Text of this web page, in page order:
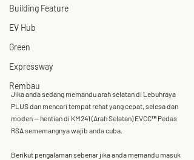
Building Feature
EV Hub
Green
Expressway
Rembau
Jika anda sedang memandu arah selatan di Lebuhraya
PLUS dan mencari tempat rehat yang cepat, selesa dan
moden — hentian di KM241 (Arah Selatan) EVCC™ Pedas
RSA sememangnya wajib anda cuba.
Berikut pengalaman sebenar jika anda memandu masuk